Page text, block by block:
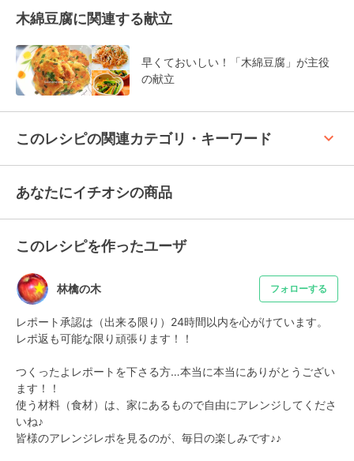
木綿豆腐に関連する献立
早くておいしい！「木綿豆腐」が主役
の献立
このレシピの関連カテゴリ・キーワード keyboard_arrow_up
あなたにイチオシの商品
このレシピを作ったユーザ
林檎の木 フォローする
レポート承認は（出来る限り）24時間以内を心がけています。
レポ返も可能な限り頑張ります！！
つくったよレポートを下さる方…本当に本当にありがとうござい
ます！！
使う材料（食材）は、家にあるもので自由にアレンジしてくださ
いね♪
皆様のアレンジレポを見るのが、毎日の楽しみです♪♪